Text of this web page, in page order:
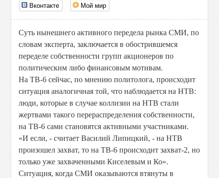
Вконтакте Мой мир
Суть нынешнего активного передела рынка СМИ, по
словам эксперта, заключается в обострившемся
переделе собственности групп акционеров по
политическим либо финансовым мотивам.
На ТВ-6 сейчас, по мнению политолога, происходит
ситуация аналогичная той, что наблюдается на НТВ:
люди, которые в случае коллизии на НТВ стали
жертвами такого перераспределения собственности,
на ТВ-6 сами становятся активными участниками.
«И если, - считает Василий Липицкий, - на НТВ
произошел захват, то на ТВ-6 происходит захват-2, но
только уже захваченными Киселевым и Ко».
Ситуация, когда СМИ оказываются втянуты в